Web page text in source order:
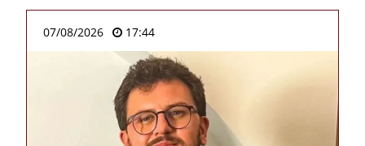
07/08/2026 17:44